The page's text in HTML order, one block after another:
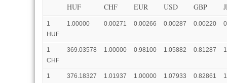
HUF CHF EUR USD GBP
1
HUF
1.00000 0.00271 0.00266 0.00287 0.00220
1
CHF
369.03578 1.00000 0.98100 1.05882 0.81287
1
376.18327 1.01937 1.00000 1.07933 0.82861